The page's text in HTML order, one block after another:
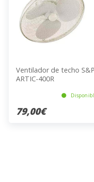
Ventilador de techo S&P
ARTIC-400R
79,00€